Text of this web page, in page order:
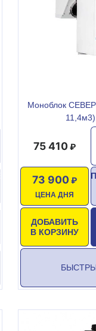
Моноблок
75 410
ЦЕНА ДНЯ
73 900
ДОБАВИТЬ
В КОРЗИНУ